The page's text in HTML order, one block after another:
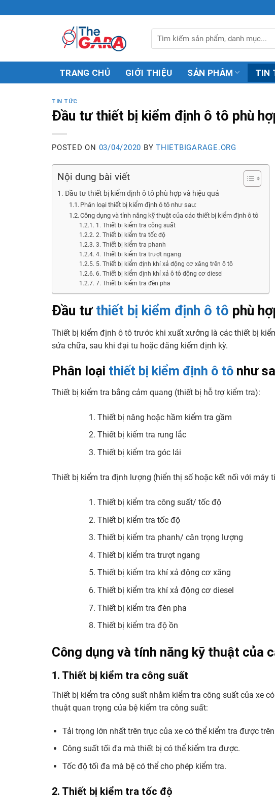
to
kiếm:
TRANG CHỦ GIỚI THIỆU SẢN PHÂM TIN
TIN TỨC
Đầu tư thiết bị kiểm định ô tô phù
POSTED ON 03/04/2020 BY THIETBIGARAGE.ORG
Nội dung bài viết
Đầu tư thiết bị kiểm định ô tô phù hợp và hiệu quả
Phân loại thiết bị kiểm định ô tô như sau:
Công dụng và tính năng kỹ thuật của các thiết bị kiểm định ô tô
1. Thiết bị kiểm tra công suất
2. Thiết bị kiểm tra tốc độ
3. Thiết bị kiểm tra phanh
4. Thiết bị kiểm tra trượt ngang
5. Thiết bị kiểm định khí xả động cơ xăng trên ô tô
6. Thiết bị kiểm định khí xả ô tô động cơ diesel
7. Thiết bị kiểm tra đèn pha
Đầu tưthiết bị kiểm định ô tô phù
Thiết bị kiểm định ô tô trước khi xuất xưởng là các thiết bị
sửa chữa, sau khi đại tu hoặc đăng kiểm định kỳ.
Phân loại thiết bị kiểm định ô tô như
Thiết bị kiểm tra bằng cảm quang (thiết bị hỗ trợ kiểm tra):
Thiết bị nâng hoặc hầm kiểm tra gầm
Thiết bị kiểm tra rung lắc
Thiết bị kiểm tra góc lái
Thiết bị kiểm tra định lượng (hiển thị số hoặc kết nối với máy
Thiết bị kiểm tra công suất/ tốc độ
Thiết bị kiểm tra tốc độ
Thiết bị kiểm tra phanh/ cân trọng lượng
Thiết bị kiểm tra trượt ngang
Thiết bị kiểm tra khí xả động cơ xăng
Thiết bị kiểm tra khí xả động cơ diesel
Thiết bị kiểm tra đèn pha
Thiết bị kiểm tra độ ồn
Công dụng và tính năng kỹ thuật của
1. Thiết bị kiểm tra công suất
Thiết bị kiểm tra công suất nhằm kiểm tra công suất của xe
thuật quan trọng của bệ kiểm tra công suất:
Tải trọng lớn nhất trên trục của xe có thể kiểm tra được
Công suất tối đa mà thiết bị có thể kiểm tra được.
Tốc độ tối đa mà bệ có thể cho phép kiểm tra.
2. Thiết bị kiểm tra tốc độ